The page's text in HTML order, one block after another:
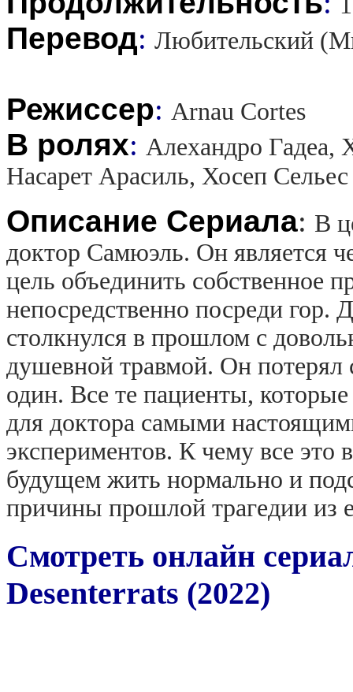
Перевод: Любительский
Режиссер: Arnau Cortes
В ролях: Алехандро Гадеа,
Насарет Арасиль, Хосеп Сельес
Описание Сериала: В
доктор Самюэль. Он является
цель объединить собственное
непосредственно посреди гор.
столкнулся в прошлом с
душевной травмой. Он потерял
один. Все те пациенты,
для доктора самыми
экспериментов. К чему все это
будущем жить нормально и
причины прошлой трагедии из
Смотреть онлайн
Desenterrats (2022)